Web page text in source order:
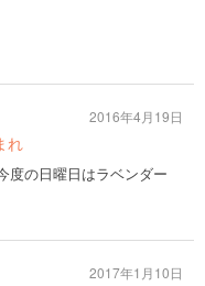
れ
度の日曜日はラベンダー
2016年4月19日
2017年1月10日